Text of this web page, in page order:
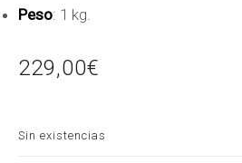
Peso: 1 kg.
229,00€
Sin existencias